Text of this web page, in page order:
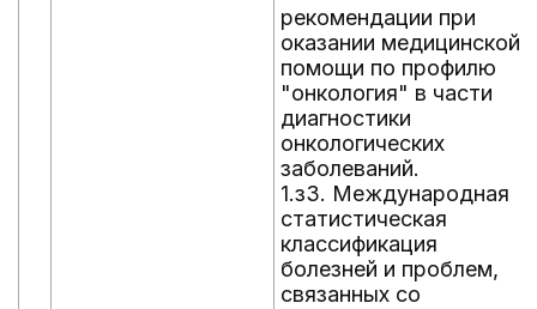
рекомендации при
оказании медицинской
помощи по профилю
"онкология" в части
диагностики
онкологических
заболеваний.
1.з3. Международная
статистическая
классификация
болезней и проблем,
связанных со